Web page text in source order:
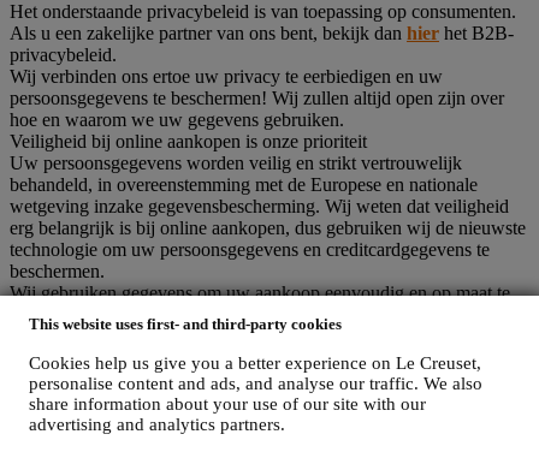
This website uses first- and third-party cookies
Cookies help us give you a better experience on Le Creuset,
personalise content and ads, and analyse our traffic. We also
share information about your use of our site with our
advertising and analytics partners.
Het onderstaande privacybeleid is van toepassing op consumenten.
Als u een zakelijke partner van ons bent, bekijk dan hier het B2B-
privacybeleid.
Wij verbinden ons ertoe uw privacy te eerbiedigen en uw
persoonsgegevens te beschermen! Wij zullen altijd open zijn over
hoe en waarom we uw gegevens gebruiken.
Veiligheid bij online aankopen is onze prioriteit
Uw persoonsgegevens worden veilig en strikt vertrouwelijk
behandeld, in overeenstemming met de Europese en nationale
wetgeving inzake gegevensbescherming. Wij weten dat veiligheid
erg belangrijk is bij online aankopen, dus gebruiken wij de nieuwste
technologie om uw persoonsgegevens en creditcardgegevens te
beschermen.
Wij gebruiken gegevens om uw aankoop eenvoudig en op maat te
maken
Wij analyseren hoe gebruikers onze website en diensten gebruiken
om de dingen makkelijker en interessanter te maken.
Wij gebruiken gegevens om van het koken met Le Creuset een
betere ervaring te maken en om u te informeren over nieuws en
aanbiedingen.